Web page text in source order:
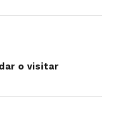
hacer
más
o visitar